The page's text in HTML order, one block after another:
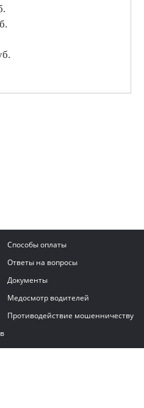
Способы оплаты
Ответы на вопросы
Документы
Медосмотр водителей
Противодействие мошенничеству